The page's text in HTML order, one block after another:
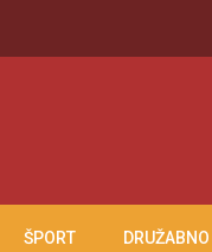
ŠPORT DRUŽABNO